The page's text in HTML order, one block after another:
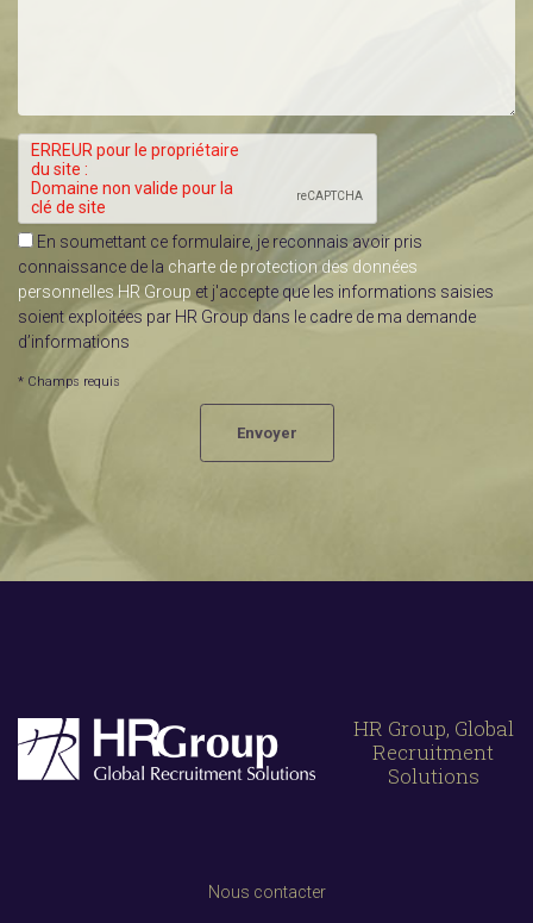
En soumettant ce formulaire, je reconnais avoir pris
connaissance de la charte de protection des données
personnelles HR Group et j'accepte que les informations saisies
soient exploitées par HR Group dans le cadre de ma demande
d’informations
* Champs requis
HR Group, Global
Recruitment
Solutions
Nous contacter